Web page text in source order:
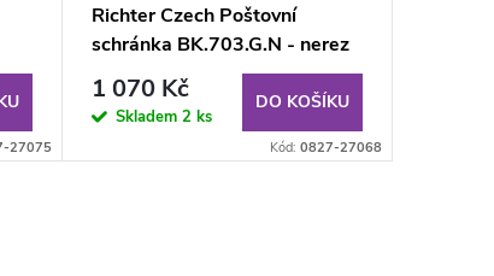
27075
Richter Czech Poštovní
schránka BK.703.G.N - nerez
1 070 Kč
Skladem 2 ks
DO KOŠÍKU
Kód: 0827-27068